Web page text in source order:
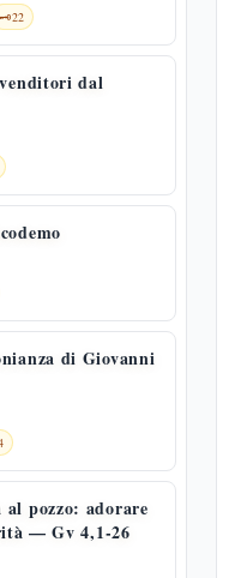
🗝️22
dal
di Giovanni
pozzo: adorare
— Gv 4,1-26